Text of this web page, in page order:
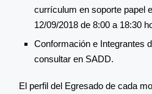
currículum en soporte papel
12/09/2018 de 8:00 a 18:30
Conformación e Integrantes
consultar en SADD.
El perfil del Egresado de cada